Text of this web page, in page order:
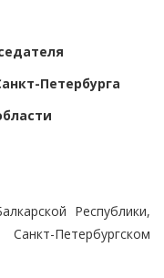
Петербурга
Республики,
Петербургском